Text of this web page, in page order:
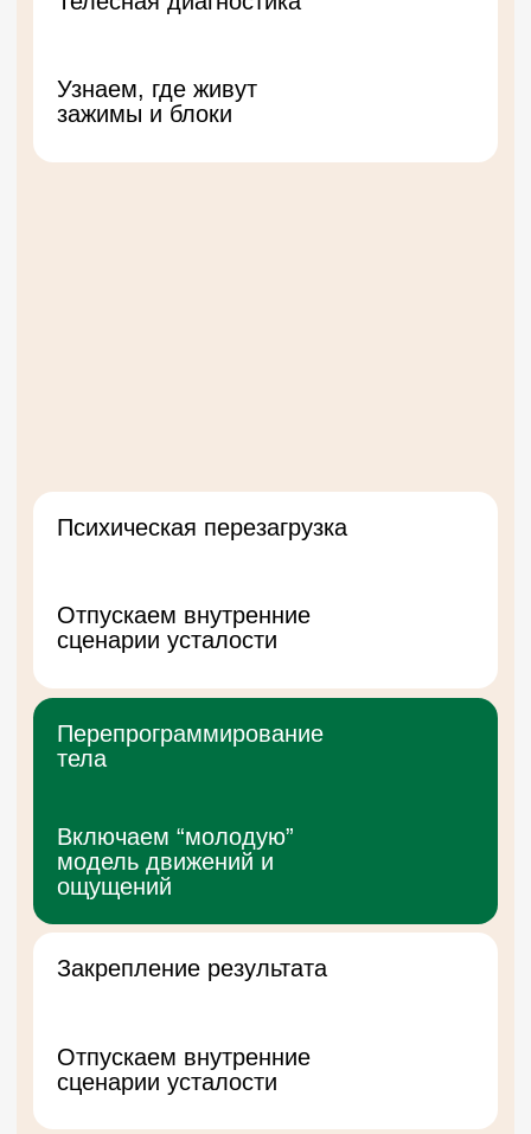
Включаем “молодую”
Закрепление результата
МИНУС САНТИМЕТРЫ ЭТО
ДРУГОЕ ОЩУЩЕНИЕ ЖИЗНИ
Возникает ощущение “я снова я”
Энергия возвращается,
сон нормализуется
Кожа свежее, взгляд ярче
Тело стало легче и подвижнее